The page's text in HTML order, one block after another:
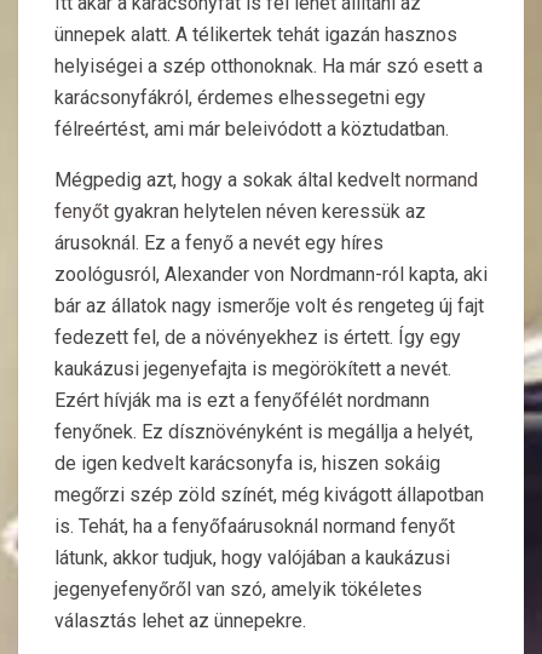
ünnepek alatt. A télikertek tehát igazán hasznos
helyiségei a szép otthonoknak. Ha már szó esett a
karácsonyfákról, érdemes elhessegetni egy
félreértést, ami már beleivódott a köztudatban.
Mégpedig azt, hogy a sokak által kedvelt normand
fenyőt gyakran helytelen néven keressük az
árusoknál. Ez a fenyő a nevét egy híres
zoológusról, Alexander von Nordmann-ról kapta, aki
bár az állatok nagy ismerője volt és rengeteg új fajt
fedezett fel, de a növényekhez is értett. Így egy
kaukázusi jegenyefajta is megörökített a nevét.
Ezért hívják ma is ezt a fenyőfélét nordmann
fenyőnek. Ez dísznövényként is megállja a helyét,
de igen kedvelt karácsonyfa is, hiszen sokáig
megőrzi szép zöld színét, még kivágott állapotban
is. Tehát, ha a fenyőfaárusoknál normand fenyőt
látunk, akkor tudjuk, hogy valójában a kaukázusi
jegenyefenyőről van szó, amelyik tökéletes
választás lehet az ünnepekre.